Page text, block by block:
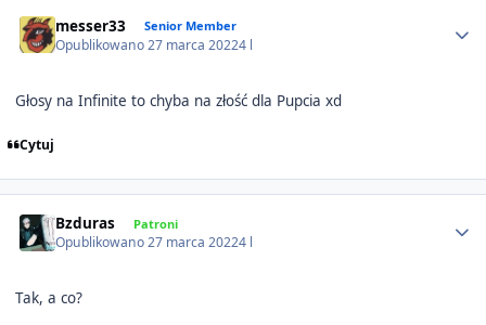
messer33 Senior Member
Opublikowano27 marca 20224 l
Głosy na Infinite to chyba na złość dla Pupcia xd
Cytuj
Bzduras Patroni
Opublikowano27 marca 20224 l
Tak, a co?